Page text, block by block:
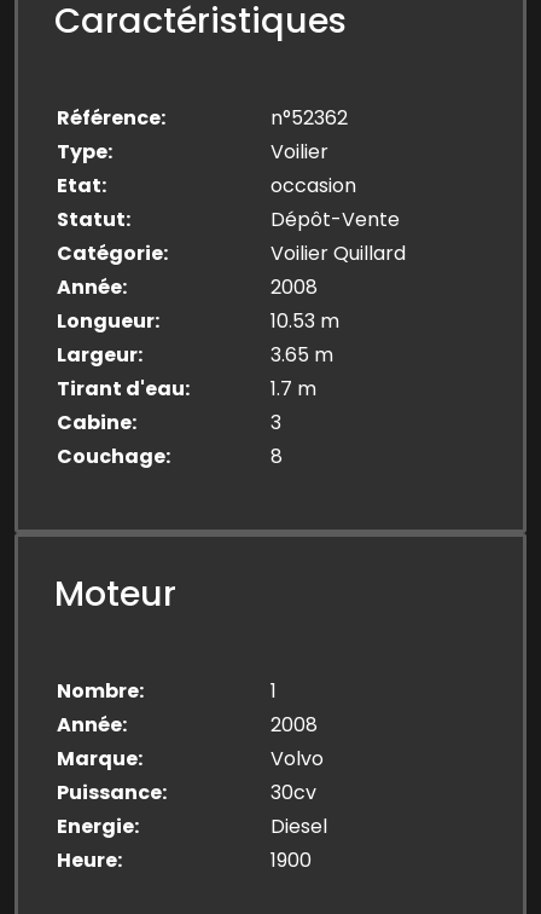
Caractéristiques
Référence
n°52362
Type
Voilier
Etat
occasion
Statut
Dépôt-Vente
Catégorie
Voilier Quillard
Année
2008
Longueur
10.53 m
Largeur
3.65 m
Tirant d'eau
1.7 m
Cabine
3
Couchage
8
Moteur
Nombre
1
Année
2008
Marque
Volvo
Puissance
30cv
Energie
Diesel
Heure
1900